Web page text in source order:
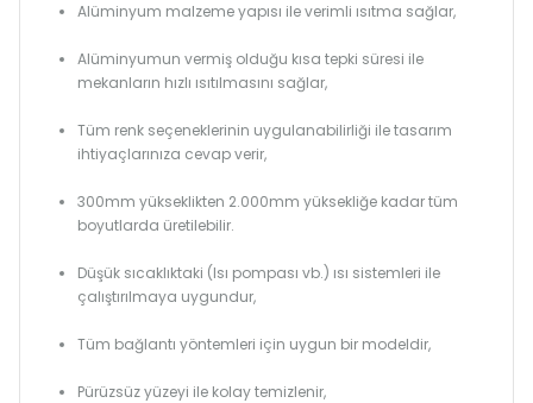
Alüminyum malzeme yapısı ile verimli ısıtma sağlar,
Alüminyumun vermiş olduğu kısa tepki süresi ile
mekanların hızlı ısıtılmasını sağlar,
Tüm renk seçeneklerinin uygulanabilirliği ile tasarım
ihtiyaçlarınıza cevap verir,
300mm yükseklikten 2.000mm yüksekliğe kadar tüm
boyutlarda üretilebilir.
Düşük sıcaklıktaki (Isı pompası vb.) ısı sistemleri ile
çalıştırılmaya uygundur,
Tüm bağlantı yöntemleri için uygun bir modeldir,
Pürüzsüz yüzeyi ile kolay temizlenir,